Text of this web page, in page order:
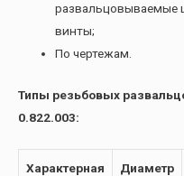
развальцовываемые
винты;
По чертежам.
Типы резьбовых
0.822.003:
Характерная
Диаметр